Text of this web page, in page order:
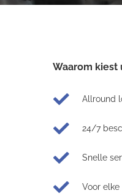
Waarom kiest
Allround
24/7
Snelle
Voor